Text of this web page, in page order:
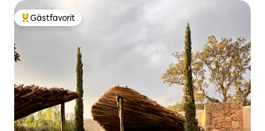
Populär gästfavorit
Gästfavorit